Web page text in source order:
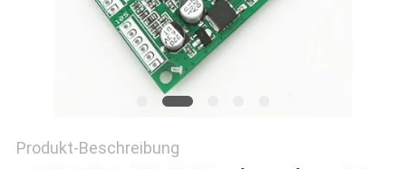
Produkt-Beschreibung